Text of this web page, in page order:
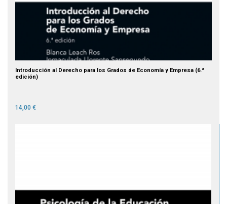
Introducción al Derecho para los Grados de Economía y Empresa (6.ª
edición)
14,00 €